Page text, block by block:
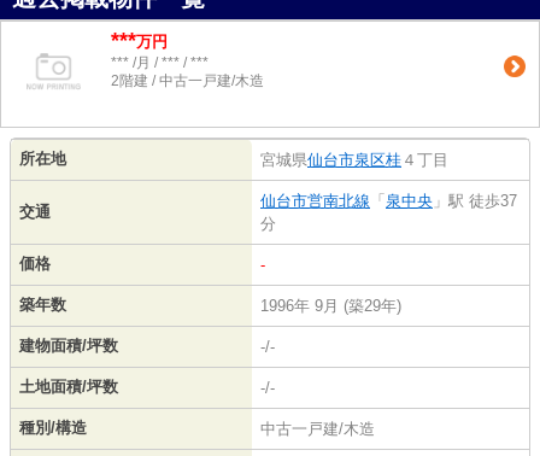
***万円
*** /月 / *** / ***
2階建 / 中古一戸建/木造
所在地 宮城県仙台市泉区桂 ４丁目
交通
仙台市営南北線 「 泉中央 」駅 徒歩37
分
価格 -
築年数 1996年 9月 (築29年)
建物面積/坪数 -/-
土地面積/坪数 -/-
種別/構造 中古一戸建/木造